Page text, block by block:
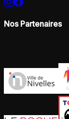
Nos Partenaires